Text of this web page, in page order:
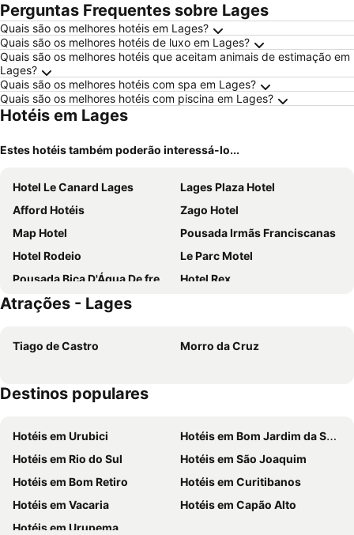
Perguntas Frequentes sobre Lages
Quais são os melhores hotéis em Lages?
Quais são os melhores hotéis de luxo em Lages?
Quais são os melhores hotéis que aceitam animais de estimação em
Lages?
Quais são os melhores hotéis com spa em Lages?
Quais são os melhores hotéis com piscina em Lages?
Hotéis em Lages
Estes hotéis também poderão interessá-lo...
Hotel Le Canard Lages
Lages Plaza Hotel
Afford Hotéis
Zago Hotel
Map Hotel
Pousada Irmãs Franciscanas
Hotel Rodeio
Le Parc Motel
Pousada Bica D'Água De frente BR 282
Hotel Rex
Villages Motel
Grande Hotel Lages
Fazenda Pedras Brancas
Atrações - Lages
Tiago de Castro Morro da Cruz
Destinos populares
Hotéis em Urubici
Hotéis em Bom Jardim da Serra
Hotéis em Rio do Sul
Hotéis em São Joaquim
Hotéis em Bom Retiro
Hotéis em Curitibanos
Hotéis em Vacaria
Hotéis em Capão Alto
Hotéis em Urupema